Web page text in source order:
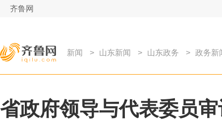
齐鲁网
新闻 > 山东新闻 > 山东政务 > 政务新
省政府领导与代表委员